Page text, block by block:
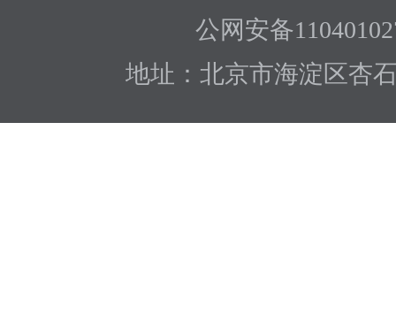
公网安备
地址：北京市海淀区杏